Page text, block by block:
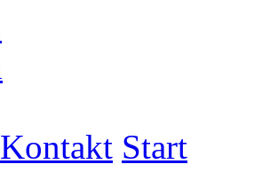
Kontakt Start